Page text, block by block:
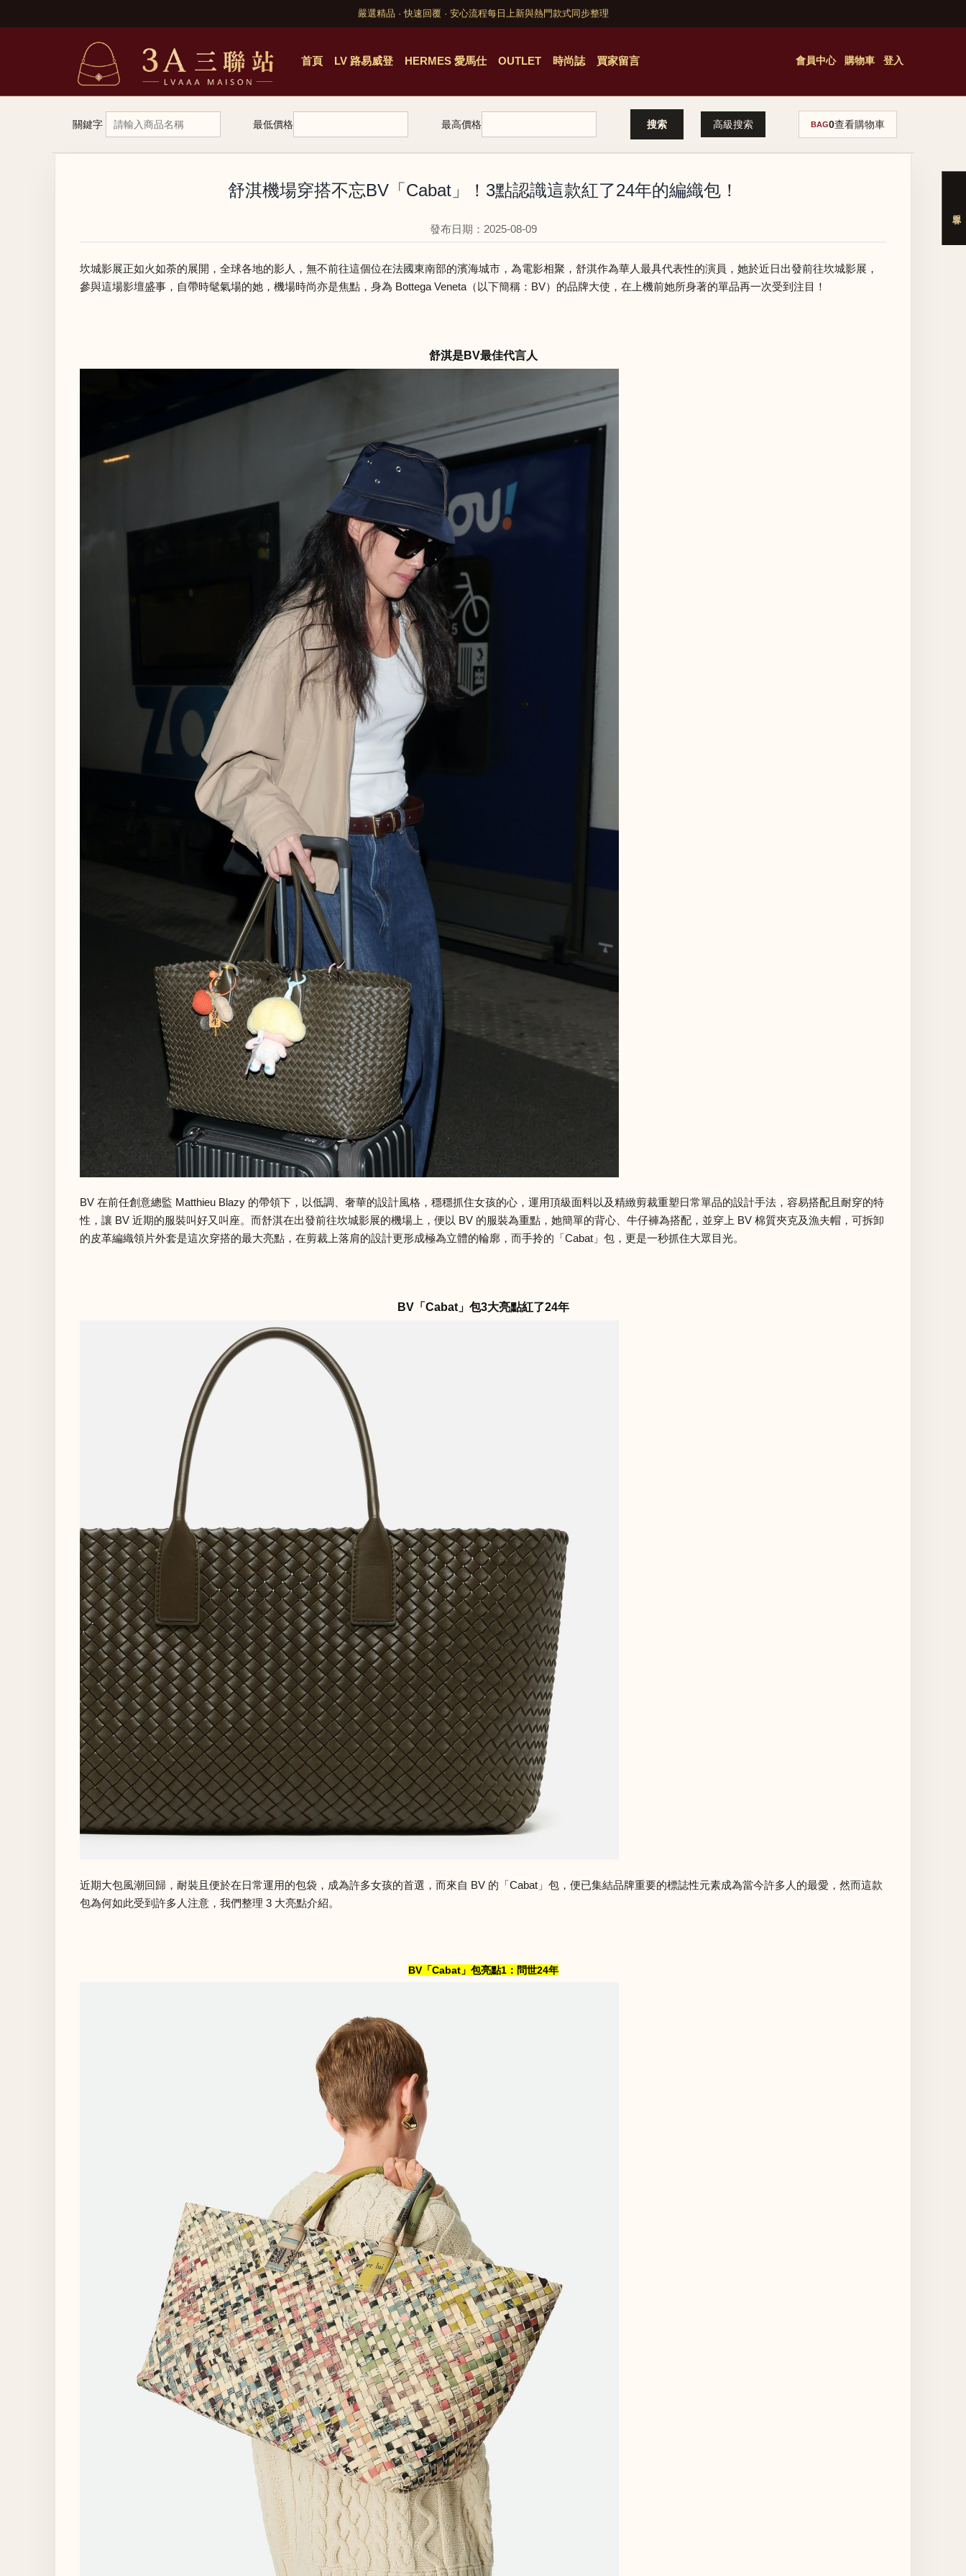
嚴選精品 · 快速回覆 · 安心流程每日上新與熱門款式同步整理
首頁 LV 路易威登 HERMES 愛馬仕 OUTLET 時尚誌 買家留言 會員中心 購物車 登入
關鍵字 最低價格 最高價格 高級搜索 BAG0查看購物車
舒淇機場穿搭不忘BV「Cabat」！3點認識這款紅了24年的編織包！
發布日期：2025-08-09
坎城影展正如火如荼的展開，全球各地的影人，無不前往這個位在法國東南部的濱海城市，為電影相聚，舒淇作為華人最具代表性的演員，她於近日出發前往坎城影展，
參與這場影壇盛事，自帶時髦氣場的她，機場時尚亦是焦點，身為 Bottega Veneta（以下簡稱：BV）的品牌大使 ，在上機前她所身著的單品再一次受到注目！
舒淇是BV最佳代言人
BV 在前任創意總監 Matthieu Blazy 的帶領下，以低調、奢華的設計風格，穩穩抓住女孩的心，運用頂級面料以及精緻剪裁重塑日常單品的設計手法，容易搭配且耐穿的特
性，讓 BV 近期的服裝叫好又叫座。而舒淇在出發前往坎城影展的機場上，便以 BV 的服裝為重點，她簡單的背心、牛仔褲為搭配，並穿上 BV 棉質夾克及漁夫帽，可拆卸
的皮革編織領片外套是這次穿搭的最大亮點，在剪裁上落肩的設計更形成極為立體的輪廓，而手拎的「Cabat」包，更是一秒抓住大眾目光。
BV「Cabat」包3大亮點紅了24年
近期大包風潮回歸，耐裝且便於在日常運用的包袋，成為許多女孩的首選，而來自 BV 的「Cabat」包，便已集結品牌重要的標誌性元素成為當今許多人的最愛，然而這款
包為何如此受到許多人注意，我們整理 3 大亮點介紹。
BV「Cabat」包亮點1：問世24年